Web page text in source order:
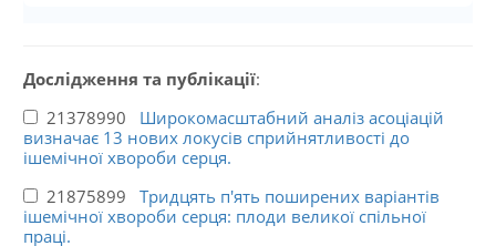
Дослідження та публікації:
21378990 Широкомасштабний аналіз асоціацій
визначає 13 нових локусів сприйнятливості до
ішемічної хвороби серця.
21875899 Тридцять п'ять поширених варіантів
ішемічної хвороби серця: плоди великої спільної
праці.